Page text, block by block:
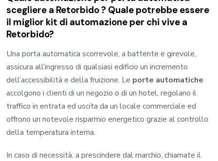
scegliere a Retorbido ? Quale potrebbe essere
il miglior kit di automazione per chi vive a
Retorbido?
Una porta automatica scorrevole, a battente e girevole,
assicura all’ingresso di qualsiasi edificio un incremento
dell’accessibilità e della fruizione. Le porte automatiche
accolgono i clienti di un negozio o di un hotel, regolano il
traffico in entrata ed uscita da un locale commerciale ed
offrono un notevole risparmio energetico grazie al controllo
della temperatura interna.
In caso di necessità, a prescindere dal marchio, chiamate il